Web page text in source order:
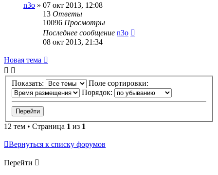
n3o » 07 окт 2013, 12:08
13 Ответы
10096 Просмотры
Последнее сообщение n3o
08 окт 2013, 21:34
Новая тема
Показать:
Поле сортировки:
Порядок:
12 тем • Страница 1 из 1
Вернуться к списку форумов
Перейти